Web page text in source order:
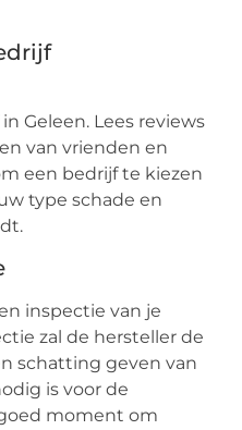
Geleen. Lees reviews
van vrienden en
een bedrijf te kiezen
type schade en
inspectie van je
zal de hersteller de
schatting geven van
is voor de
moment om